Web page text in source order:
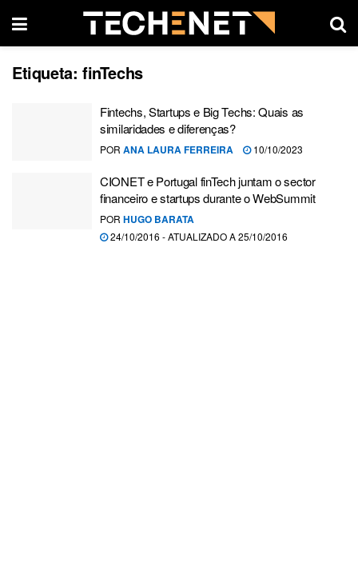
Etiqueta: finTechs
Fintechs, Startups e Big Techs: Quais as
similaridades e diferenças?
POR ANA LAURA FERREIRA 10/10/2023
CIONET e Portugal finTech juntam o sector
financeiro e startups durante o WebSummit
POR HUGO BARATA
24/10/2016 - ATUALIZADO A 25/10/2016